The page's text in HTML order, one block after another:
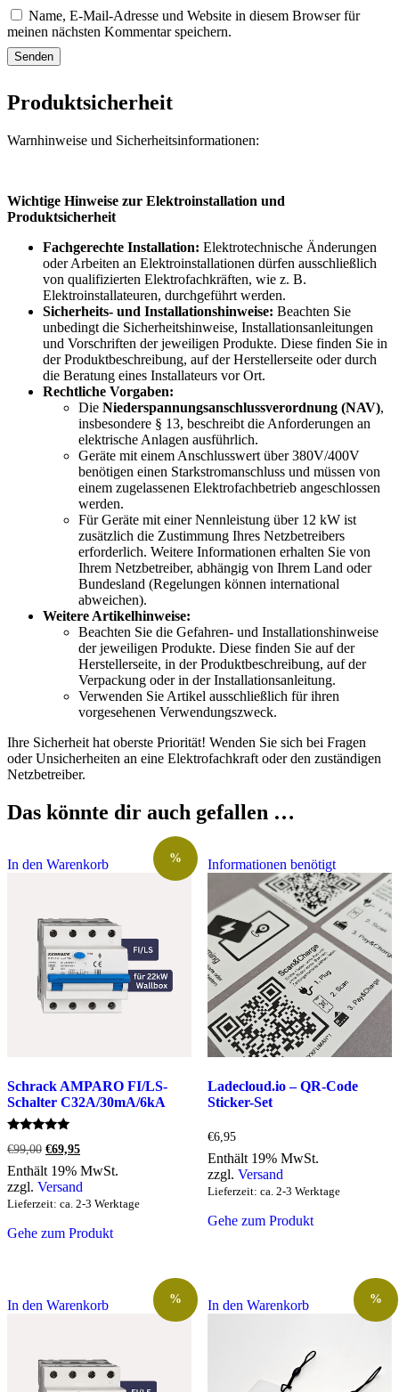
Name, E-Mail-Adresse und Website in diesem Browser für
meinen nächsten Kommentar speichern.
Produktsicherheit
Warnhinweise und Sicherheitsinformationen:
Wichtige Hinweise zur Elektroinstallation und
Produktsicherheit
Fachgerechte Installation: Elektrotechnische Änderungen
oder Arbeiten an Elektroinstallationen dürfen ausschließlich
von qualifizierten Elektrofachkräften, wie z. B.
Elektroinstallateuren, durchgeführt werden.
Sicherheits- und Installationshinweise: Beachten Sie
unbedingt die Sicherheitshinweise, Installationsanleitungen
und Vorschriften der jeweiligen Produkte. Diese finden Sie in
der Produktbeschreibung, auf der Herstellerseite oder durch
die Beratung eines Installateurs vor Ort.
Rechtliche Vorgaben:
Die Niederspannungsanschlussverordnung (NAV),
insbesondere § 13, beschreibt die Anforderungen an
elektrische Anlagen ausführlich.
Geräte mit einem Anschlusswert über 380V/400V
benötigen einen Starkstromanschluss und müssen von
einem zugelassenen Elektrofachbetrieb angeschlossen
werden.
Für Geräte mit einer Nennleistung über 12 kW ist
zusätzlich die Zustimmung Ihres Netzbetreibers
erforderlich. Weitere Informationen erhalten Sie von
Ihrem Netzbetreiber, abhängig von Ihrem Land oder
Bundesland (Regelungen können international
abweichen).
Weitere Artikelhinweise:
Beachten Sie die Gefahren- und Installationshinweise
der jeweiligen Produkte. Diese finden Sie auf der
Herstellerseite, in der Produktbeschreibung, auf der
Verpackung oder in der Installationsanleitung.
Verwenden Sie Artikel ausschließlich für ihren
vorgesehenen Verwendungszweck.
Ihre Sicherheit hat oberste Priorität! Wenden Sie sich bei Fragen
oder Unsicherheiten an eine Elektrofachkraft oder den zuständigen
Netzbetreiber.
Das könnte dir auch gefallen …
In den Warenkorb %
Schrack AMPARO FI/LS-
Schalter C32A/30mA/6kA
Bewertet
mit
5.00
von 5
€99,00 Ursprünglicher
war:
€99,00
€69,95Aktueller
ist:
€69,95.
Enthält 19% MwSt.
zzgl. Versand
Lieferzeit: ca. 2-3 Werktage
Gehe zum Produkt
Informationen benötigt
Ladecloud.io – QR-Code
Sticker-Set
€6,95
Enthält 19% MwSt.
zzgl. Versand
Lieferzeit: ca. 2-3 Werktage
Gehe zum Produkt
In den Warenkorb % In den Warenkorb %